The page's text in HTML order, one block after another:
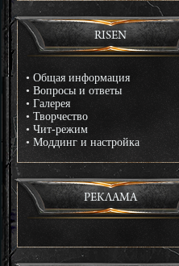
RISEN
• Общая информация
• Вопросы и ответы
• Галерея
• Творчество
• Чит-режим
• Моддинг и настройка
РЕКЛАМА